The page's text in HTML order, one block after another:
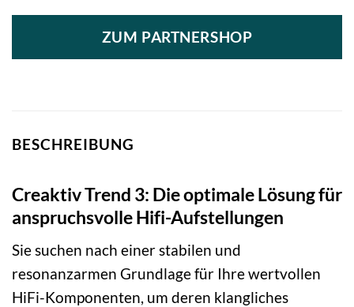
ZUM PARTNERSHOP
BESCHREIBUNG
Creaktiv Trend 3: Die optimale Lösung für
anspruchsvolle Hifi-Aufstellungen
Sie suchen nach einer stabilen und
resonanzarmen Grundlage für Ihre wertvollen
HiFi-Komponenten, um deren klangliches